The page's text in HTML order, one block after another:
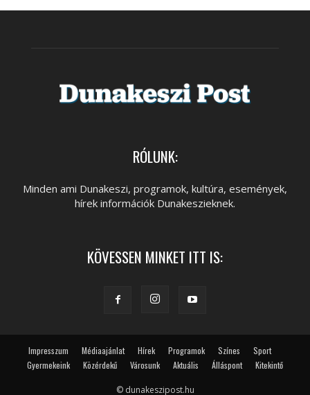
RÓLUNK:
Minden ami Dunakeszi, programok, kultúra, események,
hírek információk Dunakeszieknek.
KÖVESSEN MINKET ITT IS:
Impresszum Médiaajánlat Hírek Programok Színes
Sport
Gyermekeink
Közérdekű Városunk Aktuális Álláspont Kitekintő
© dunakeszipost.hu